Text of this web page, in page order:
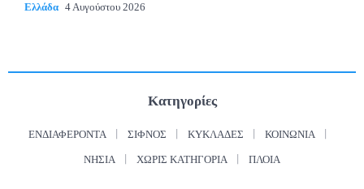
Ελλάδα 4 Αυγούστου 2026
Κατηγορίες
ΕΝΔΙΑΦΈΡΟΝΤΑ ΣΊΦΝΟΣ ΚΥΚΛΆΔΕΣ ΚΟΙΝΩΝΊΑ
ΝΗΣΙΆ ΧΩΡΊΣ ΚΑΤΗΓΟΡΊΑ ΠΛΟΊΑ